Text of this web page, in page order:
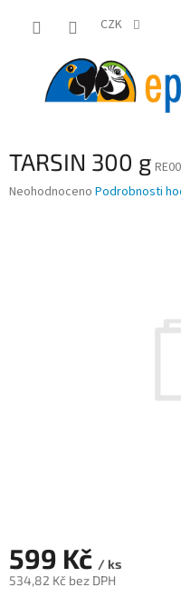
CZK
TARSIN 300 g
Průměrné
Neohodnoceno Podrobnosti
599 Kč / ks
534,82 Kč bez DPH